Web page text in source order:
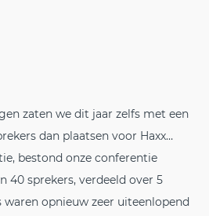
zaten we dit jaar zelfs met een
dan plaatsen voor Haxx…
bestond onze conferentie
40 sprekers, verdeeld over 5
waren opnieuw zeer uiteenlopend